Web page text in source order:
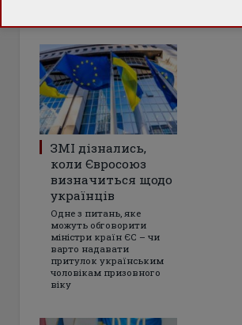
ЗМІ дізнались,
коли Євросоюз
визначиться щодо
українців
Одне з питань, яке
можуть обговорити
міністри країн ЄС – чи
варто надавати
притулок українським
чоловікам призовного
віку